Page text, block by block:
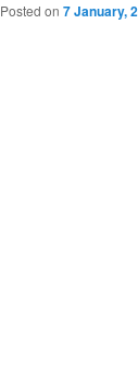
Posted on 7 January,